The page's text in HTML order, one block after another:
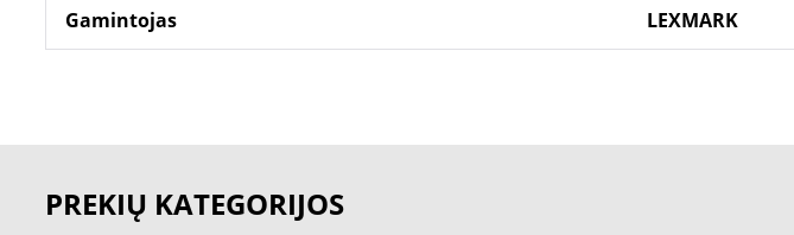
Gamintojas LEXMARK
PREKIŲ KATEGORIJOS